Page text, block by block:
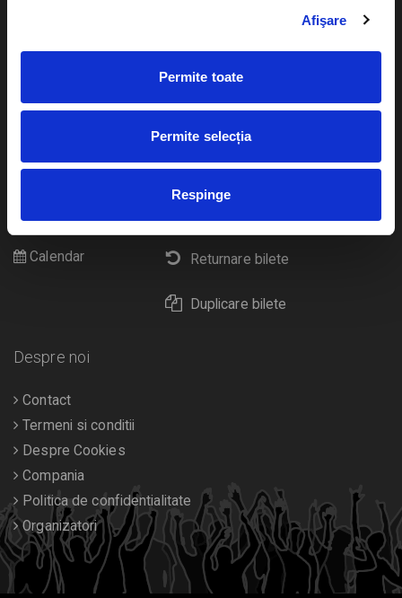
Afişare
Permite toate
Permite selecția
Respinge
Cum comand bilete?
eBilet printat acasa
Returnare bilete
Duplicare bilete
Pentru copii
Diverse
Calendar
Despre noi
Contact
Termeni si conditii
Despre Cookies
Compania
Politica de confidentialitate
Organizatori